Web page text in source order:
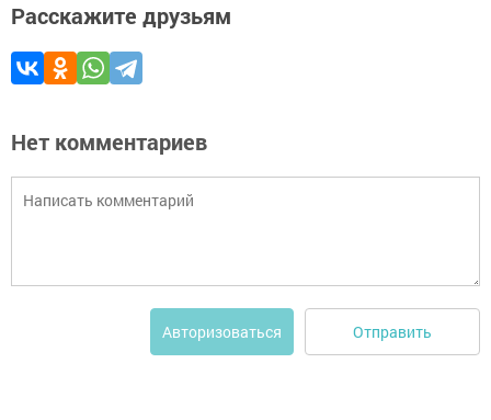
Расскажите друзьям
Нет комментариев
Авторизоваться Отправить